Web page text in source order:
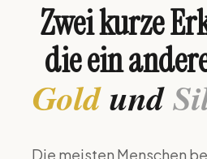
Zwei kurze
die ein
Goldund
Die meisten Menschen